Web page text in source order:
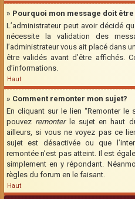
» Pourquoi mon message doit
L’administrateur peut avoir décidé
nécessite la validation des
l’administrateur vous ait placé dans
être validés avant d’être affichés.
d’informations.
Haut
» Comment remonter mon sujet?
En cliquant sur le lien “Remonter
pouvez remonterle sujet en haut
ailleurs, si vous ne voyez pas ce
sujet est désactivée ou que
remontée n’est pas atteint. Il est
simplement en y répondant.
règles du forum en le faisant.
Haut